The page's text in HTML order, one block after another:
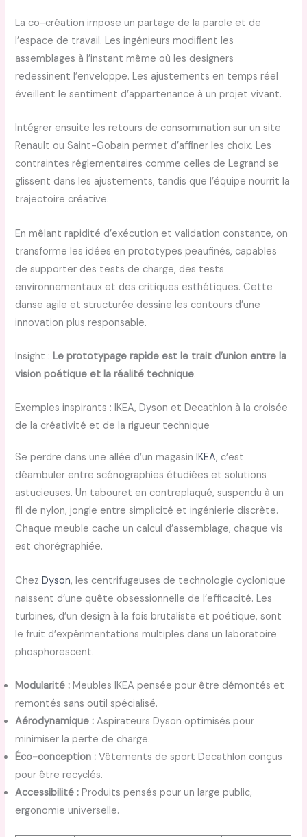
La co-création impose un partage de la parole et de
l’espace de travail. Les ingénieurs modifient les
assemblages à l’instant même où les designers
redessinent l’enveloppe. Les ajustements en temps réel
éveillent le sentiment d’appartenance à un projet vivant.
Intégrer ensuite les retours de consommation sur un site
Renault ou Saint-Gobain permet d’affiner les choix. Les
contraintes réglementaires comme celles de Legrand se
glissent dans les ajustements, tandis que l’équipe nourrit la
trajectoire créative.
En mêlant rapidité d’exécution et validation constante, on
transforme les idées en prototypes peaufinés, capables
de supporter des tests de charge, des tests
environnementaux et des critiques esthétiques. Cette
danse agile et structurée dessine les contours d’une
innovation plus responsable.
Insight :Le prototypage rapide est le trait d’union entre la
vision poétique et la réalité technique.
Exemples inspirants : IKEA, Dyson et Decathlon à la croisée
de la créativité et de la rigueur technique
Se perdre dans une allée d’un magasinIKEA, c’est
déambuler entre scénographies étudiées et solutions
astucieuses. Un tabouret en contreplaqué, suspendu à un
fil de nylon, jongle entre simplicité et ingénierie discrète.
Chaque meuble cache un calcul d’assemblage, chaque vis
est chorégraphiée.
ChezDyson, les centrifugeuses de technologie cyclonique
naissent d’une quête obsessionnelle de l’efficacité. Les
turbines, d’un design à la fois brutaliste et poétique, sont
le fruit d’expérimentations multiples dans un laboratoire
phosphorescent.
Modularité : Meubles IKEA pensée pour être démontés et
remontés sans outil spécialisé.
Aérodynamique : Aspirateurs Dyson optimisés pour
minimiser la perte de charge.
Éco-conception : Vêtements de sport Decathlon conçus
pour être recyclés.
Accessibilité : Produits pensés pour un large public,
ergonomie universelle.